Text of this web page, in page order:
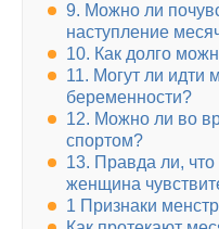
9. Можно ли
наступление
10. Как долго
11. Могут ли идти
беременности?
12. Можно ли во
спортом?
13. Правда ли,
женщина
1 Признаки